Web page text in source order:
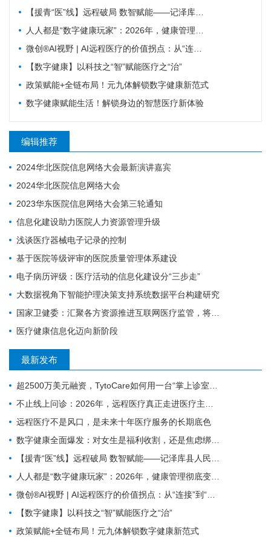
【援青“医”线】远程破局 数智赋能——记泽库县人民医院构建远程医疗体系筑牢高原健康防线
人人都是“数字健康玩家”：2026年，健康管理彻底变天了
微创®AI视野 | AI远程医疗的价值拐点：从“连接”到“理解”MicroPort微创动态
【数字健康】以科技之“智”赋能医疗之“治”
政策赋能+全链布局！元九体解锁数字健康新范式
数字健康赋能生活！解锁身边的智慧医疗新体验
编辑推荐
2024华北医院信息网络大会最新演讲嘉宾
2024华北医院信息网络大会
2023华东医院信息网络大会第三轮通知
信息化建设助力医院人力资源管理升级
浅谈医疗器械电子记录的控制
基于医院等级评审的医院质量管理体系建设
电子病历评级：​医疗活动的信息化建设分“三步走”
大数据视角下智能护理决策支持系统数据平台构建研究
国家卫健委：汇聚各方资源推进互联网医疗监管，将建全国统一的电子健康档案
医疗健康信息化迈向新阶段
最新发布
超2500万美元融资，TytoCare如何用一台“掌上诊室”重塑远程医疗
不止线上问诊：2026年，远程医疗真正走进医疗主赛道
远程医疗不是风口，是未来十年医疗服务的长期底色
数字健康全面爆发：对女生是福利收割，还是焦虑绑架？
【援青“医”线】远程破局 数智赋能——记泽库县人民医院构建远程医疗体系筑牢高原健康防线
人人都是“数字健康玩家”：2026年，健康管理彻底变天了
微创®AI视野 | AI远程医疗的价值拐点：从“连接”到“理解”MicroPort微创动态
【数字健康】以科技之“智”赋能医疗之“治”
政策赋能+全链布局！元九体解锁数字健康新范式